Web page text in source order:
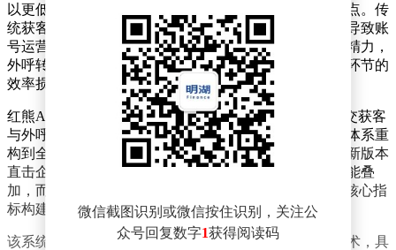
以更低的成本获取高质量目标客户，成为企业关注的焦点。传
统获客模式面临多重挑战：社交媒体平台规则频繁调整导致账
号运营风险增加，线索库中大量重复数据消耗销售团队精力，
外呼转化缺乏系统性复盘导致优秀经验难以沉淀。这些环节的
效率损耗，正悄然转化为企业增长的隐性成本。
红熊AI智能营销获客系统近日发布V1.3.8版本，针对社交获客
与外呼获客两大核心场景进行全面升级。从小红书账号体系重
构到全域线索去重机制，再到外呼录音复盘能力优化，新版本
直击企业获客链路中的关键痛点。此次升级并非简单功能叠
加，而是围绕"线索纯净度、转化效率、风控安全"三大核心指
标构建系统性解决方案。
该系统基于自主研发的全模态大模型与记忆科学核心技术，具
微信截图识别或微信按住识别，关注公
众号回复数字1获得阅读码